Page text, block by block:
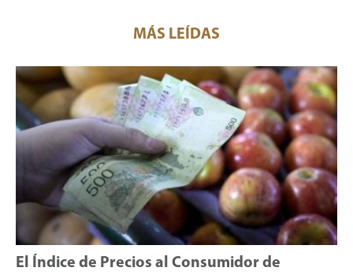
MÁS LEÍDAS
El Índice de Precios al Consumidor de